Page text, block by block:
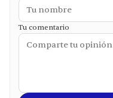
Tu comentario